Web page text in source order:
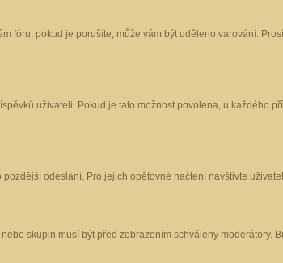
fóru, pokud je porušíte, může vám být uděleno varování.
uživateli. Pokud je tato možnost povolena, u každého
odeslání. Pro jejich opětovné načtení navštivte
skupin musí být před zobrazením schváleny